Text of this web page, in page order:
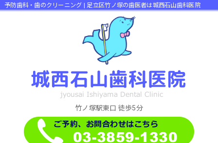
予防歯科・歯のクリーニング | 足立区竹ノ塚の歯医者は城西石山歯科医院
竹ノ塚駅東口 徒歩5分